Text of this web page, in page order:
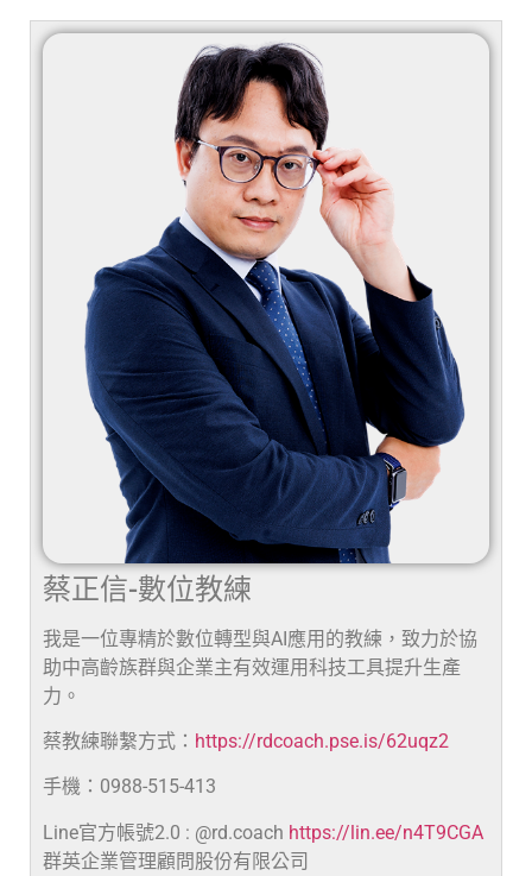
蔡正信-數位教練
我是一位專精於數位轉型與AI應用的教練，致力於協
助中高齡族群與企業主有效運用科技工具提升生產
力。
蔡教練聯繫方式： https://rdcoach.pse.is/62uqz2
手機：0988-515-413
Line官方帳號2.0 : @rd.coach https://lin.ee/n4T9CGA
群英企業管理顧問股份有限公司